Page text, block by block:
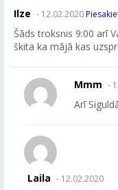
Ilze - 12.02.2020
Šāds troksnis 9:00 arī
škita ka mājā kas
Mmm -
Arī
Laila - 12.02.2020